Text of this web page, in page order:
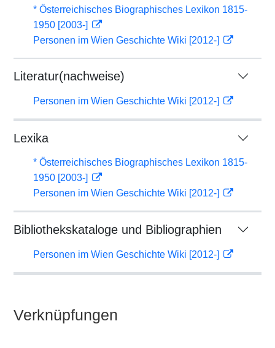
* Österreichisches Biographisches Lexikon 1815-
1950 [2003-]
Personen im Wien Geschichte Wiki [2012-]
Literatur(nachweise)
Personen im Wien Geschichte Wiki [2012-]
Lexika
* Österreichisches Biographisches Lexikon 1815-
1950 [2003-]
Personen im Wien Geschichte Wiki [2012-]
Bibliothekskataloge und Bibliographien
Personen im Wien Geschichte Wiki [2012-]
Verknüpfungen